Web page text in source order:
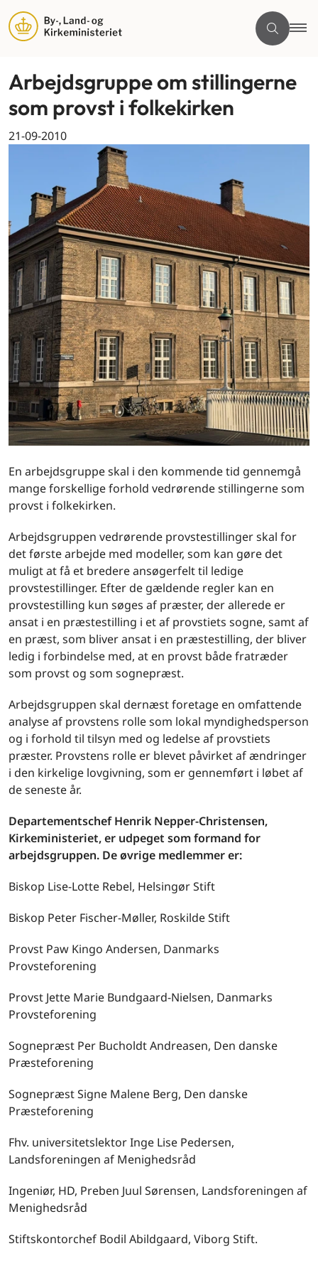
Arbejdsgruppe om stillingerne
som provst i folkekirken
21-09-2010
En arbejdsgruppe skal i den kommende tid gennemgå
mange forskellige forhold vedrørende stillingerne som
provst i folkekirken.
Arbejdsgruppen vedrørende provstestillinger skal for
det første arbejde med modeller, som kan gøre det
muligt at få et bredere ansøgerfelt til ledige
provstestillinger. Efter de gældende regler kan en
provstestilling kun søges af præster, der allerede er
ansat i en præstestilling i et af provstiets sogne, samt af
en præst, som bliver ansat i en præstestilling, der bliver
ledig i forbindelse med, at en provst både fratræder
som provst og som sognepræst.
Arbejdsgruppen skal dernæst foretage en omfattende
analyse af provstens rolle som lokal myndighedsperson
og i forhold til tilsyn med og ledelse af provstiets
præster. Provstens rolle er blevet påvirket af ændringer
i den kirkelige lovgivning, som er gennemført i løbet af
de seneste år.
Departementschef Henrik Nepper-Christensen,
Kirkeministeriet, er udpeget som formand for
arbejdsgruppen. De øvrige medlemmer er:
Biskop Lise-Lotte Rebel, Helsingør Stift
Biskop Peter Fischer-Møller, Roskilde Stift
Provst Paw Kingo Andersen, Danmarks
Provsteforening
Provst Jette Marie Bundgaard-Nielsen, Danmarks
Provsteforening
Sognepræst Per Bucholdt Andreasen, Den danske
Præsteforening
Sognepræst Signe Malene Berg, Den danske
Præsteforening
Fhv. universitetslektor Inge Lise Pedersen,
Landsforeningen af Menighedsråd
Ingeniør, HD, Preben Juul Sørensen, Landsforeningen af
Menighedsråd
Stiftskontorchef Bodil Abildgaard, Viborg Stift.